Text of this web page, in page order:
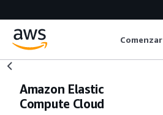
Comenzar
Amazon Elastic
Compute Cloud